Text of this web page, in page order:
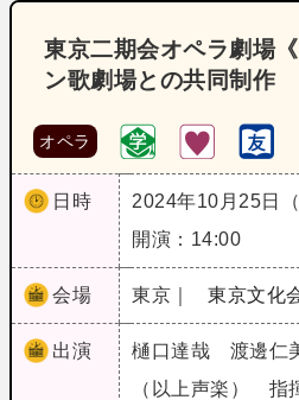
東京二期会オペラ劇場
ン歌劇場との共同制作
オペラ
日時
2024年10月25日（
開演：14:00
会場 東京｜ 東京文化
出演
樋口達哉 渡邊
（以上声楽）